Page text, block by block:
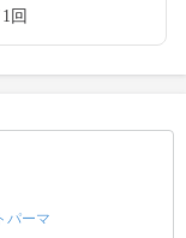
回
パーマ